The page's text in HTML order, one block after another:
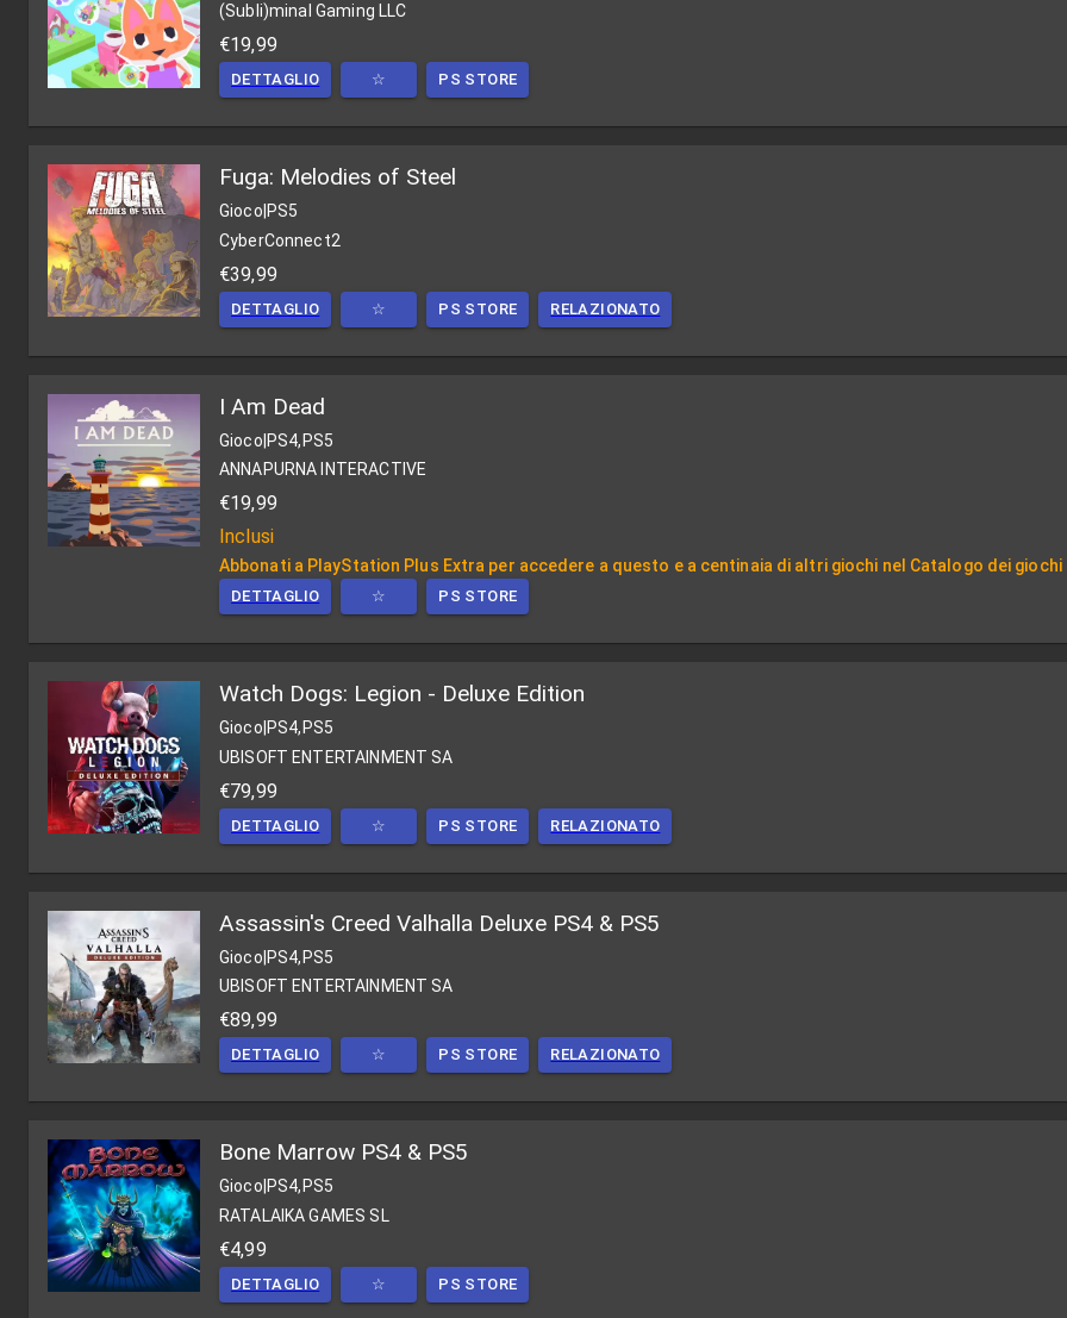
(Subli)minal Gaming LLC
€19,99
DETTAGLIO ☆ PS STORE
Fuga: Melodies of Steel
Gioco PS5
CyberConnect2
€39,99
DETTAGLIO ☆ PS STORE RELAZIONATO
I Am Dead
Gioco|PS4,PS5
ANNAPURNA INTERACTIVE
€19,99
Inclusi
Abbonati a PlayStation Plus Extra per accedere a questo e a centinaia di altri giochi nel Catalogo dei giochi
DETTAGLIO ☆ PS STORE
Watch Dogs: Legion - Deluxe Edition
Gioco PS4,PS5
UBISOFT ENTERTAINMENT SA
€79,99
DETTAGLIO ☆ PS STORE RELAZIONATO
Assassin's Creed Valhalla Deluxe PS4 & PS5
Gioco|PS4,PS5
UBISOFT ENTERTAINMENT SA
€89,99
DETTAGLIO ☆ PS STORE RELAZIONATO
Bone Marrow PS4 & PS5
Gioco PS4,PS5
RATALAIKA GAMES SL
€4,99
DETTAGLIO ☆ PS STORE